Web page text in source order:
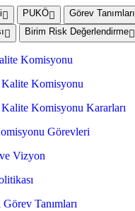
PUKÖ Görev Tanımları
Birim Risk Değerlendirme
Komisyonu
Komisyonu
Komisyonu Kararları
Görevleri
Vizyon
Tanımları